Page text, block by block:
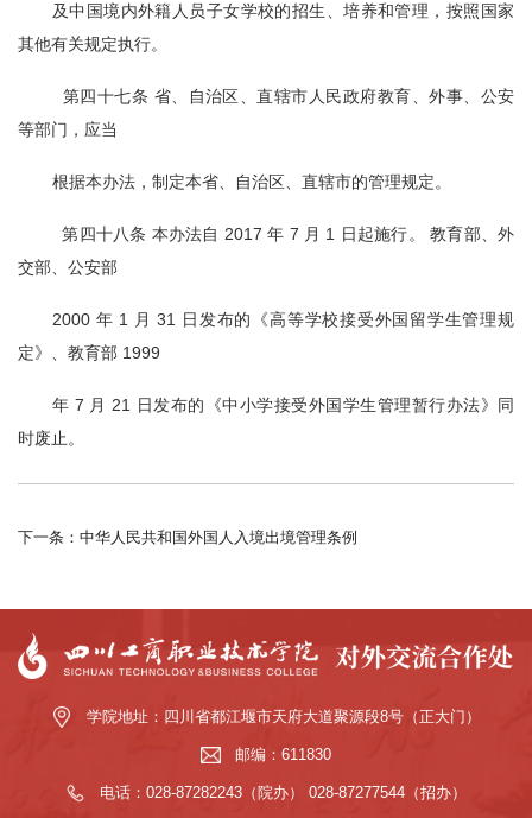
及中国境内外籍人员子女学校的招生、培养和管理，按照国家
其他有关规定执行。
  第四十七条 省、自治区、直辖市人民政府教育、外事、公安
等部门，应当
根据本办法，制定本省、自治区、直辖市的管理规定。
  第四十八条 本办法自 2017 年 7 月 1 日起施行。 教育部、外
交部、公安部
2000 年 1 月 31 日发布的《高等学校接受外国留学生管理规
定》、教育部 1999
年 7 月 21 日发布的《中小学接受外国学生管理暂行办法》同
时废止。
下一条：中华人民共和国外国人入境出境管理条例
学院地址：四川省都江堰市天府大道聚源段8号（正大门）
邮编：611830
电话：028-87282243（院办） 028-87277544（招办）